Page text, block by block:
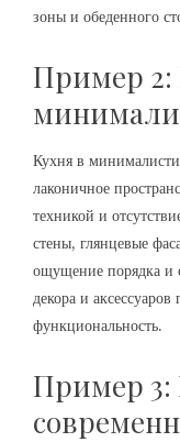
зоны и обеденного
Пример 2:
Кухня в
лаконичное
техникой и
стены, глянцевые
ощущение порядка и
декора и
функциональность.
Пример 3: